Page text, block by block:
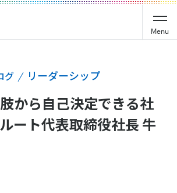
Menu
グ リーダーシップ
から自己決定できる社
ート代表取締役社長 牛